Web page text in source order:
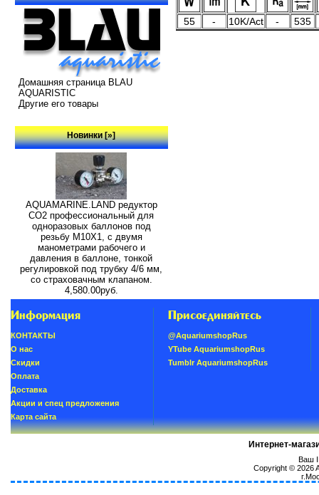
Домашняя страница BLAU
AQUARISTIC
Другие его товары
Новинки [»]
AQUAMARINE.LAND редуктор
СО2 профессиональный для
одноразовых баллонов под
резьбу M10X1, с двумя
манометрами рабочего и
давления в баллоне, тонкой
регулировкой под трубку 4/6 мм,
со страховачным клапаном.
4,580.00руб.
55 - 10K/Act - 535
Информация
КОНТАКТЫ
О нас
Скидки
Oплатa
Доставка
Акции и спец предложения
Карта сайта
Присоединяйтесь
@AquariumshopRus
YTube AquariumshopRus
Tumblr AquariumshopRus
Интернет-
Ваш
Copyright © 2026